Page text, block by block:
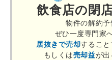
飲食店の閉
物件の解約予
ぜひ一度専門家
居抜きで売却すること
もしくは売却益が出